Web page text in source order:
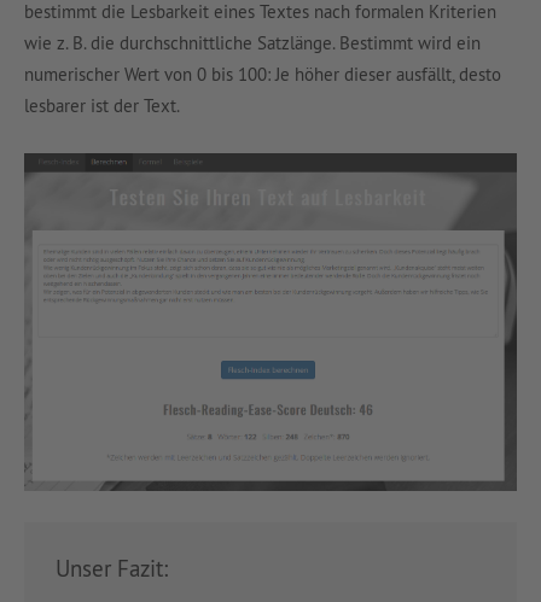
bestimmt die Lesbarkeit eines Textes nach formalen Kriterien
wie z. B. die durchschnittliche Satzlänge. Bestimmt wird ein
numerischer Wert von 0 bis 100: Je höher dieser ausfällt, desto
lesbarer ist der Text.
Unser Fazit: